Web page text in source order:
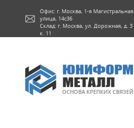
Офис: г. Москва, 1-я Магистральная
улица, 14с36
Склад: г. Москва, ул. Дорожная, д. 3
к. 11
ОСНОВА КРЕПКИХ СВЯЗЕЙ